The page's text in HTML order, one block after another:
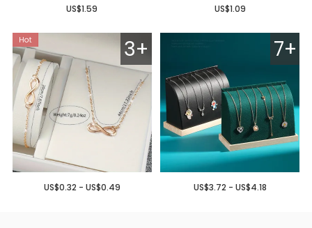
US$1.59 US$1.09
3+
US$0.32 - US$0.49
7+
US$3.72 - US$4.18